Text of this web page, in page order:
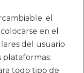
el
en el
del usuario
plataformas:
todo tipo de